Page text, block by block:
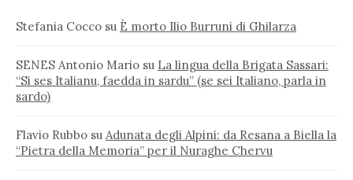
Stefania Cocco su È morto Ilio Burruni di Ghilarza
SENES Antonio Mario su La lingua della Brigata Sassari:
“Si ses Italianu, faedda in sardu” (se sei Italiano, parla in
sardo)
Flavio Rubbo su Adunata degli Alpini: da Resana a Biella la
“Pietra della Memoria” per il Nuraghe Chervu